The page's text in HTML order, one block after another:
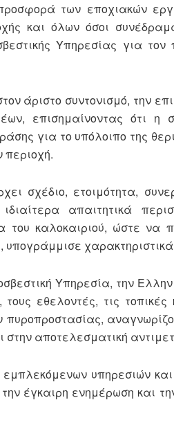
των εποχιακών
και όλων όσοι
Υπηρεσίας για
άριστο συντονισμό, την
επισημαίνοντας ότι η
για το υπόλοιπο της
περιοχή.
σχέδιο, ετοιμότητα,
απαιτητικά
του καλοκαιριού, ώστε να
χαρακτηριστικά
Υπηρεσία, την
εθελοντές, τις τοπικές
αποτελεσματική
υπηρεσιών
έγκαιρη ενημέρωση και